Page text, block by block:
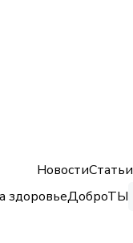
НовостиСтатьи
здоровьеДоброТЫ